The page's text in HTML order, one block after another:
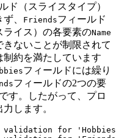
ド（スライスタイプ）
、
Friendsフィールド
ライス）の各要素のName
ないことが制限されて
制約を満たしています
フィールドには繰り
フィールドの2つの要
です。したがって、プロ
します。
validation for